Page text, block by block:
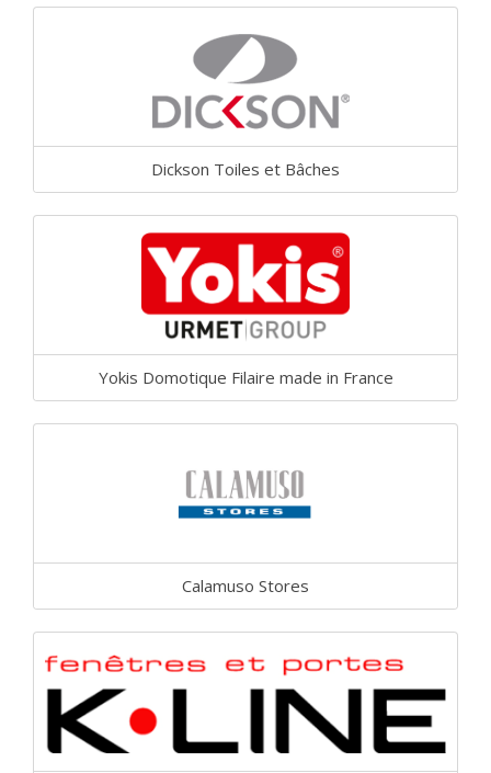
Dickson Toiles et Bâches
Yokis Domotique Filaire made in France
Calamuso Stores